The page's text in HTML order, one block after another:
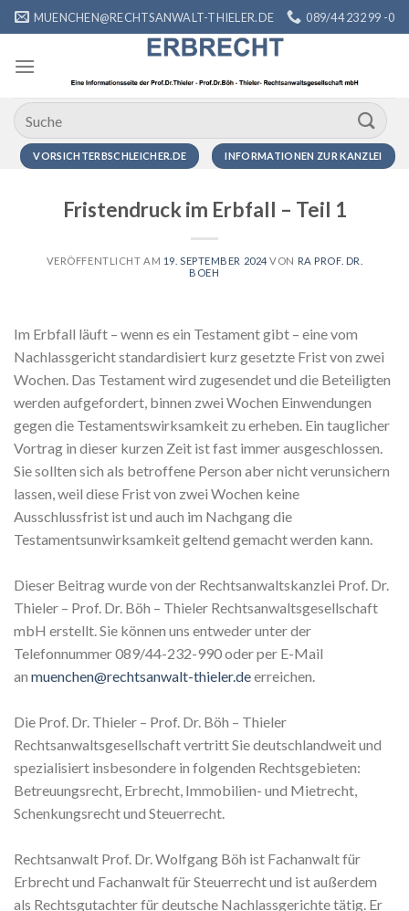
Zum
Inhalt
springen
MUENCHEN@RECHTSANWALT-THIELER.DE 089/44 232 99 -0
VORSICHTERBSCHLEICHER.DE INFORMATIONEN ZUR KANZLEI
Fristendruck im Erbfall – Teil 1
VERÖFFENTLICHT AM 19. SEPTEMBER 2024 VON RA PROF. DR.
BOEH
Im Erbfall läuft – wenn es ein Testament gibt – eine vom
Nachlassgericht standardisiert kurz gesetzte Frist von zwei
Wochen. Das Testament wird zugesendet und die Beteiligten
werden aufgefordert, binnen zwei Wochen Einwendungen
gegen die Testamentswirksamkeit zu erheben. Ein tauglicher
Vortrag in dieser kurzen Zeit ist fast immer ausgeschlossen.
Sie sollten sich als betroffene Person aber nicht verunsichern
lassen, weil diese Frist von zwei Wochen keine
Ausschlussfrist ist und auch im Nachgang die
Testamentsunwirksamkeit geltend gemacht werden kann.
Dieser Beitrag wurde von der Rechtsanwaltskanzlei Prof. Dr.
Thieler – Prof. Dr. Böh – Thieler Rechtsanwaltsgesellschaft
mbH erstellt. Sie können uns entweder unter der
Telefonnummer 089/44-232-990 oder per E-Mail
an muenchen@rechtsanwalt-thieler.deerreichen.
Die Prof. Dr. Thieler – Prof. Dr. Böh – Thieler
Rechtsanwaltsgesellschaft vertritt Sie deutschlandweit und
spezialisiert insbesondere in folgenden Rechtsgebieten:
Betreuungsrecht, Erbrecht, Immobilien- und Mietrecht,
Schenkungsrecht und Steuerrecht.
Rechtsanwalt Prof. Dr. Wolfgang Böh ist Fachanwalt für
Erbrecht und Fachanwalt für Steuerrecht und ist außerdem
als Rechtsgutachter für deutsche Nachlassgerichte tätig. Er